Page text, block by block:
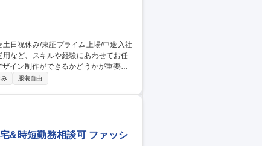
イン制作ができるかどうかが重要な
み 服装自由
&時短勤務相談可 ファッシ